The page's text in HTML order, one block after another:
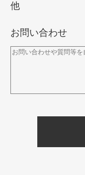
他
お問い合わせ